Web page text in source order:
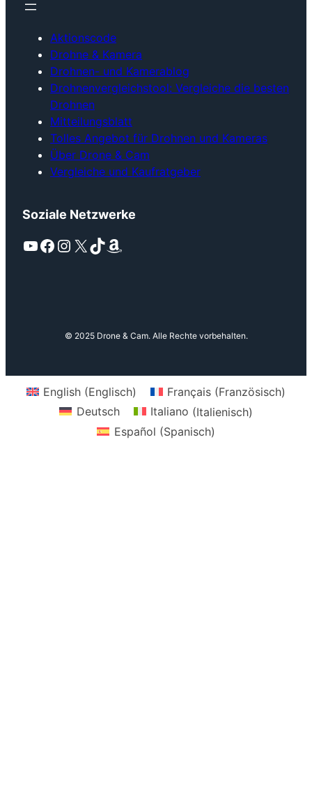
Aktionscode
Drohne & Kamera
Drohnen- und Kamerablog
Drohnenvergleichstool: Vergleiche die besten
Drohnen
Mitteilungsblatt
Tolles Angebot für Drohnen und Kameras
Über Drone & Cam
Vergleiche und Kaufratgeber
Soziale Netzwerke
YouTube Facebook Instagram X TikTok Amazon
© 2025 Drone & Cam. Alle Rechte vorbehalten.
English (Englisch) Français (Französisch)
Deutsch
Italiano (Italienisch)
Español (Spanisch)